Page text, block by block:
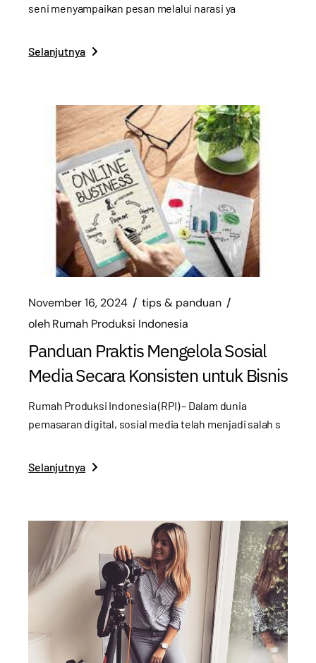
seni menyampaikan pesan melalui narasi ya
Selanjutnya
November 16, 2024
tips & panduan
olehRumah Produksi Indonesia
Panduan Praktis Mengelola Sosial
Media Secara Konsisten untuk Bisnis
Rumah Produksi Indonesia (RPI) – Dalam dunia
pemasaran digital, sosial media telah menjadi salah s
Selanjutnya